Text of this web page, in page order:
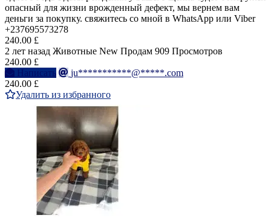
опасный для жизни врожденный дефект, мы вернем вам
деньги за покупку. свяжитесь со мной в WhatsApp или Viber
+237695573278
240.00 £
2 лет назад Животные New Продам 909 Просмотров
240.00 £
Написать
ju***********@*****.com
240.00 £
Удалить из избранного